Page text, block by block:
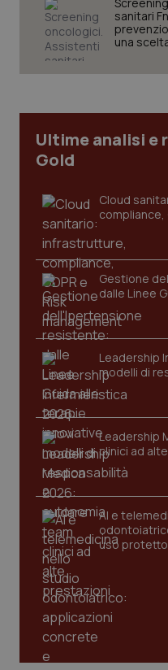
sanitari
una
Ultime analisi e
Gold
Cloud
compliance,
Gestione
dalle Linee
Leadership
modelli di
Leadership
clinici ad
AI e
uso protetto
Necessari
Nome
CookieScriptConsent
tracking-sites-ironfish-